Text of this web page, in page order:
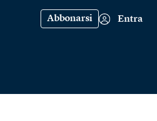
Abbonarsi Entra